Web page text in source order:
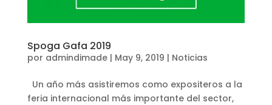
Spoga Gafa 2019
por admindimade| May 9, 2019 | Noticias
Un año más asistiremos como expositeros a la
feria internacional más importante del sector,